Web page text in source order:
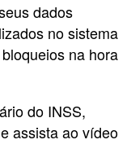
dados
no sistema
na hora
do INSS,
e assista ao vídeo